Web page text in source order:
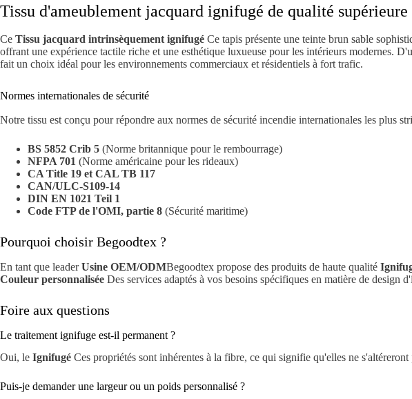
Tissu d'ameublement jacquard ignifugé de qualité supérieure
Ce Tissu jacquard intrinsèquement ignifugé Ce tapis présente une teinte brun sable
offrant une expérience tactile riche et une esthétique luxueuse pour les intérieurs modernes.
fait un choix idéal pour les environnements commerciaux et résidentiels à fort trafic.
Normes internationales de sécurité
Notre tissu est conçu pour répondre aux normes de sécurité incendie internationales les plus
BS 5852 Crib 5 (Norme britannique pour le rembourrage)
NFPA 701 (Norme américaine pour les rideaux)
CA Title 19 et CAL TB 117
CAN/ULC-S109-14
DIN EN 1021 Teil 1
Code FTP de l'OMI, partie 8 (Sécurité maritime)
Pourquoi choisir Begoodtex ?
En tant que leaderUsine OEM/ODMBegoodtex propose des produits de haute qualité
Couleur personnalisée Des services adaptés à vos besoins spécifiques en matière de design
Foire aux questions
Le traitement ignifuge est-il permanent ?
Oui, le Ignifugé Ces propriétés sont inhérentes à la fibre, ce qui signifie qu'elles ne
Puis-je demander une largeur ou un poids personnalisé ?